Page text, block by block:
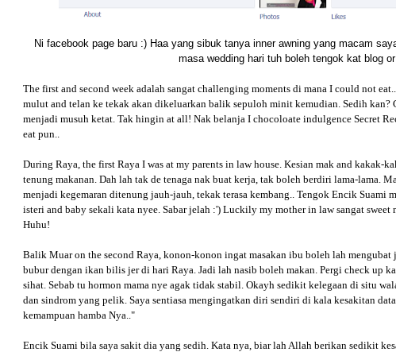
Ni facebook page baru :) Haa yang sibuk tanya inner awning yang macam
masa wedding hari tuh boleh tengok kat blog
The first and second week adalah sangat challenging moments di mana I could not
mulut and telan ke tekak akan dikeluarkan balik sepuloh minit kemudian. Sedih kan?
menjadi musuh ketat. Tak hingin at all! Nak belanja I chocoloate indulgence Secret
eat pun..
During Raya, the first Raya I was at my parents in law house. Kesian mak and kakak-
tenung makanan. Dah lah tak de tenaga nak buat kerja, tak boleh berdiri lama-lama.
menjadi kegemaran ditenung jauh-jauh, tekak terasa kembang.. Tengok Encik Suami
isteri and baby sekali kata nyee. Sabar jelah :') Luckily my mother in law sangat
Huhu!
Balik Muar on the second Raya, konon-konon ingat masakan ibu boleh lah mengubat
bubur dengan ikan bilis jer di hari Raya. Jadi lah nasib boleh makan. Pergi check up
sihat. Sebab tu hormon mama nye agak tidak stabil. Okayh sedikit kelegaan di situ
dan sindrom yang pelik. Saya sentiasa mengingatkan diri sendiri di kala kesakitan
kemampuan hamba Nya.."
Encik Suami bila saya sakit dia yang sedih. Kata nya, biar lah Allah berikan sedikit